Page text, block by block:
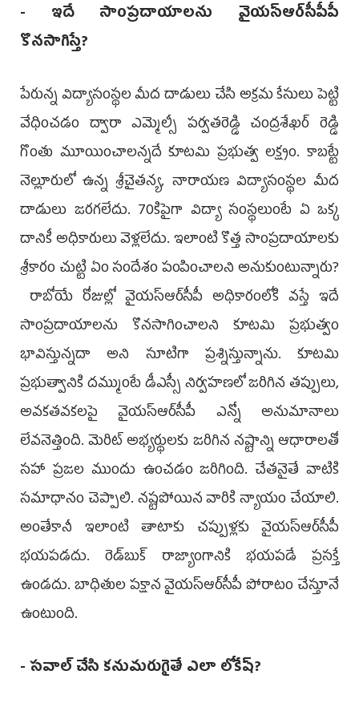
- ఇదే సాంప్ర‌దాయాల‌ను వైయ‌స్ఆర్‌సీపీపీ
కొన‌సాగిస్తే?
పేరున్న విద్యాసంస్థ‌ల మీద దాడులు చేసి అక్ర‌మ కేసులు పెట్టి
వేధించ‌డం ద్వారా ఎమ్మెల్సీ ప‌ర్వ‌త‌రెడ్డి చంద్ర‌శేఖ‌ర్ రెడ్డి
గొంతు మూయించాల‌న్న‌దే కూట‌మి ప్ర‌భుత్వ ల‌క్ష్యం. కాబ‌ట్టే
నెల్లూరులో ఉన్న శ్రీచైత‌న్య‌, నారాయ‌ణ విద్యాసంస్థ‌ల మీద
దాడులు జ‌ర‌గలేదు. 70కిపైగా విద్యా సంస్థ‌లుంటే ఏ ఒక్క
దానికీ అధికారులు వెళ్ల‌లేదు. ఇలాంటి కొత్త సాంప్ర‌దాయాలకు
శ్రీకారం చుట్టి ఏం సందేశం పంపించాల‌ని అనుకుంటున్నారు?
రాబోయే రోజుల్లో వైయ‌స్ఆర్‌సీపీ అధికారంలోకి వ‌స్తే ఇదే
సాంప్ర‌దాయాల‌ను కొన‌సాగించాల‌ని కూట‌మి ప్ర‌భుత్వం
భావిస్తున్న‌దా అని సూటిగా ప్ర‌శ్నిస్తున్నాను. కూట‌మి
ప్ర‌భుత్వానికి ద‌మ్ముంటే డీఎస్సీ నిర్వ‌హ‌ణ‌లో జ‌రిగిన త‌ప్పులు,
అవ‌క‌త‌వ‌క‌ల‌పై వైయ‌స్ఆర్‌సీపీ ఎన్నో అనుమానాలు
లేవ‌నెత్తింది. మెరిట్ అభ్య‌ర్థుల‌కు జ‌రిగిన న‌ష్టాన్ని ఆధారాల‌తో
స‌హా ప్ర‌జ‌ల ముందు ఉంచ‌డం జ‌రిగింది. చేత‌నైతే వాటికి
స‌మాధానం చెప్పాలి. న‌ష్ట‌పోయిన వారికి న్యాయం చేయాలి.
అంతేకానీ ఇలాంటి తాటాకు చ‌ప్పుళ్లకు వైయ‌స్ఆర్‌సీపీ
భ‌య‌ప‌డ‌దు. రెడ్‌బుక్ రాజ్యాంగానికి భ‌య‌ప‌డే ప్ర‌స‌క్తే
ఉండ‌దు. బాధితుల ప‌క్షాన వైయ‌స్ఆర్‌సీపీ పోరాటం చేస్తూనే
ఉంటుంది.
- స‌వాల్ చేసి క‌నుమ‌రుగైతే ఎలా లోకేష్‌?